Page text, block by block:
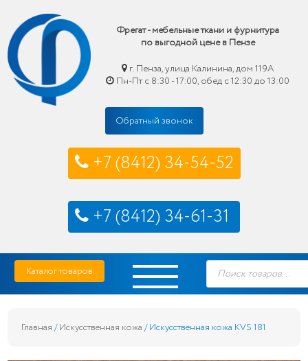
Фрегат - мебельные ткани и фурнитура
по выгодной цене в Пензе
г. Пенза, улица Калинина, дом 119А
Пн-Пт с 8:30 - 17:00, обед с 12:30 до 13:00
Обратный звонок
+7 (8412) 34-54-52
+7 (8412) 34-61-31
Skip
content
Фрегат — мебельные ткани и фурнитура купить по выгодной цене в Пензе
Каталог товаров
Поиск
товаров
Главная /Искусственная кожа / Искусственная кожа KVS 181